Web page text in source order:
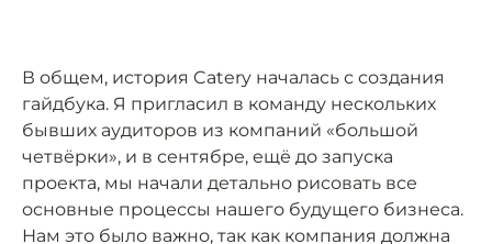
В общем, история Catery началась с создания
гайдбука. Я пригласил в команду нескольких
бывших аудиторов из компаний «большой
четвёрки», и в сентябре, ещё до запуска
проекта, мы начали детально рисовать все
основные процессы нашего будущего бизнеса.
Нам это было важно, так как компания должна